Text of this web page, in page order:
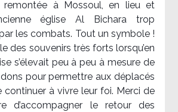
remontée à Mossoul, en lieu et
église Al Bichara trop
les combats. Tout un symbole !
des souvenirs très forts lorsqu’en
s’élevait peu à peu à mesure de
pour permettre aux déplacés
à vivre leur foi. Merci de
d’accompagner le retour des